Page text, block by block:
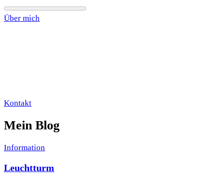
Über mich
Kontakt
Mein Blog
Information
Leuchtturm